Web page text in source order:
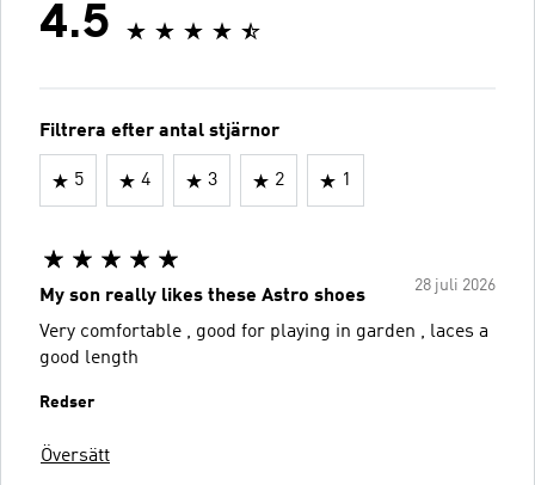
4.5
Filtrera efter antal stjärnor
5 4 3 2 1
28 juli 2026
My son really likes these Astro shoes
Very comfortable , good for playing in garden , laces a
good length
Redser
Översätt